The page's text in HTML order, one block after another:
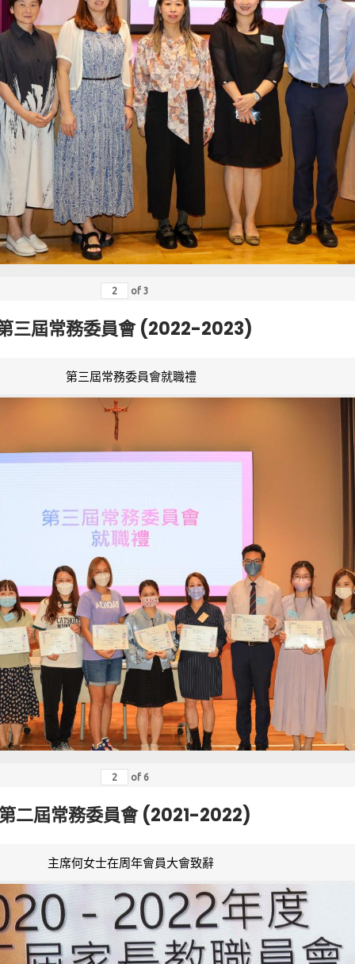
of 3
三屆常務委員會 (2022-2023)
第三屆常務委員會就職禮
of 6
二屆常務委員會 (2021-2022)
主席何女士在周年會員大會致辭